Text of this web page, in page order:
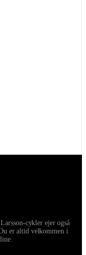
cykler ejer også
er altid velkommen i